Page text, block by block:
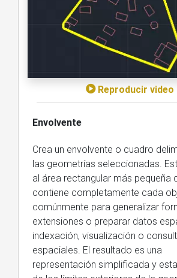
Reproducir video
Envolvente
Crea un envolvente o cuadro
las geometrías seleccionadas.
al área rectangular más pequeña
contiene completamente cada
comúnmente para generalizar
extensiones o preparar datos
indexación, visualización o
espaciales. El resultado es una
representación simplificada y